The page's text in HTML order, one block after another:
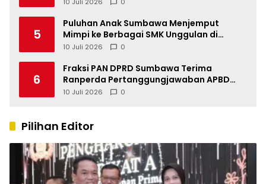
5
Puluhan Anak Sumbawa Menjemput
Mimpi ke Berbagai SMK Unggulan di
Indonesia
10 Juli 2026 0
6
Fraksi PAN DPRD Sumbawa Terima
Ranperda Pertanggungjawaban APBD
2025, Soroti SILPA Rp201,68 Miliar dan
10 Juli 2026 0
Pilihan Editor